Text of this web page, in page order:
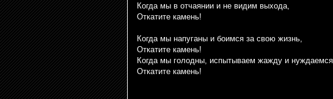
Когда мы в отчаянии и не видим выхода,
Откатите камень!
Когда мы напуганы и боимся за свою жизнь,
Откатите камень!
Когда мы голодны, испытываем жажду и
Откатите камень!